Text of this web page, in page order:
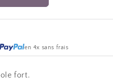
en 4x sans frais
fort.